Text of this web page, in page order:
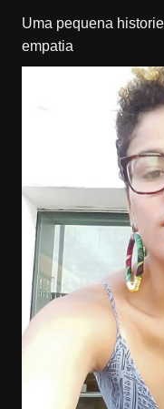
Uma pequena
empatia